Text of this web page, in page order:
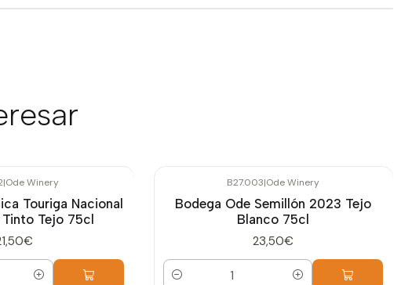
|Ode Winery
Touriga Nacional
Tejo 75cl
B27.003|Ode Winery
Bodega Ode Semillón 2023 Tejo
Blanco 75cl
23,50€